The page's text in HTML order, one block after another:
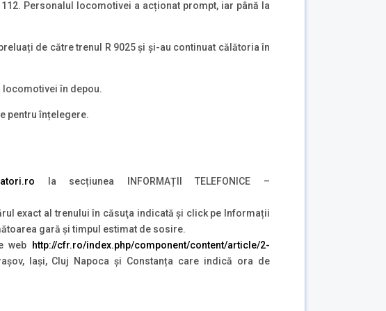
Personalul locomotivei a acționat prompt, iar până la
de către trenul R 9025 și și-au continuat călătoria în
locomotivei în depou.
pentru înțelegere.
la secțiunea INFORMAȚII TELEFONICE –
exact al trenului în căsuţa indicată şi click pe Informații
gară şi timpul estimat de sosire.
web
http://cfr.ro/index.php/component/content/article/2-
Iași, Cluj Napoca și Constanța care indică ora de